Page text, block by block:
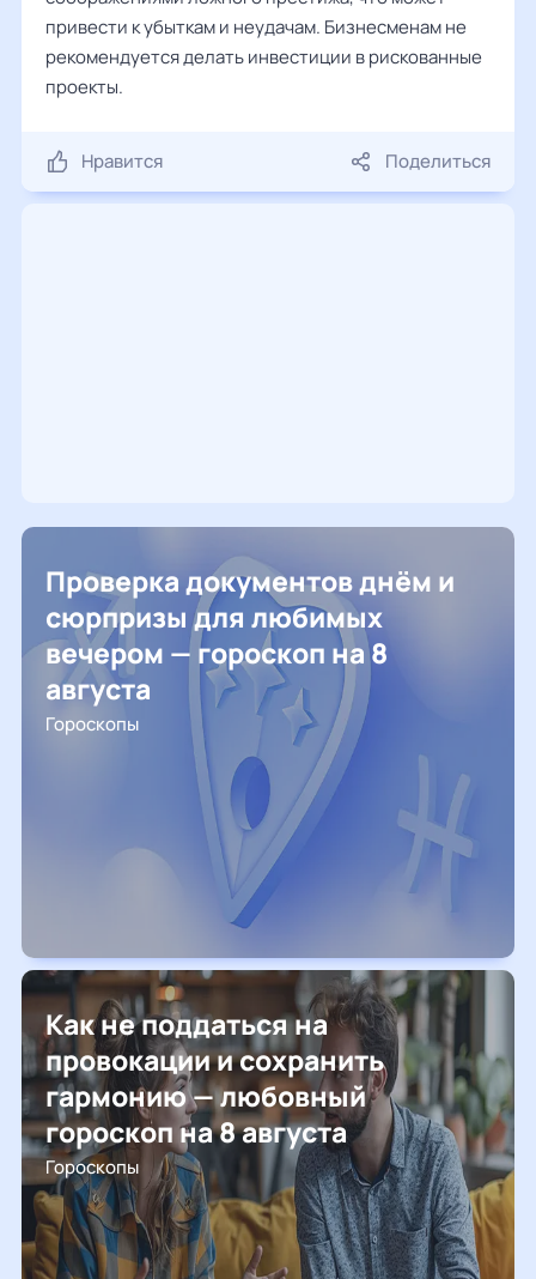
привести к убыткам и неудачам. Бизнесменам не
рекомендуется делать инвестиции в рискованные
проекты.
Нравится Поделиться
Проверка документов днём и
сюрпризы для любимых
вечером — гороскоп на 8
августа
Гороскопы
Как не поддаться на
провокации и сохранить
гармонию — любовный
гороскоп на 8 августа
Гороскопы